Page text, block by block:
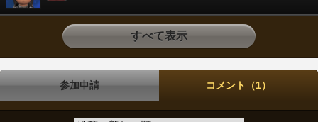
すべて表示
参加申請 コメント（1）